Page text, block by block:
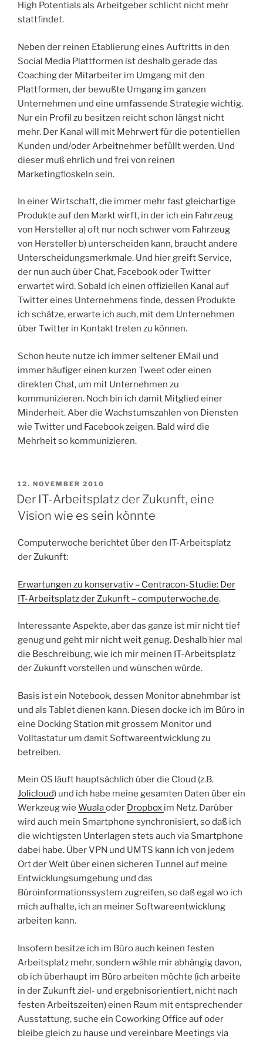
High Potentials als Arbeitgeber schlicht nicht mehr
stattfindet.
Neben der reinen Etablierung eines Auftritts in den
Social Media Plattformen ist deshalb gerade das
Coaching der Mitarbeiter im Umgang mit den
Plattformen, der bewußte Umgang im ganzen
Unternehmen und eine umfassende Strategie wichtig.
Nur ein Profil zu besitzen reicht schon längst nicht
mehr. Der Kanal will mit Mehrwert für die potentiellen
Kunden und/oder Arbeitnehmer befüllt werden. Und
dieser muß ehrlich und frei von reinen
Marketingfloskeln sein.
In einer Wirtschaft, die immer mehr fast gleichartige
Produkte auf den Markt wirft, in der ich ein Fahrzeug
von Hersteller a) oft nur noch schwer vom Fahrzeug
von Hersteller b) unterscheiden kann, braucht andere
Unterscheidungsmerkmale. Und hier greift Service,
der nun auch über Chat, Facebook oder Twitter
erwartet wird. Sobald ich einen offiziellen Kanal auf
Twitter eines Unternehmens finde, dessen Produkte
ich schätze, erwarte ich auch, mit dem Unternehmen
über Twitter in Kontakt treten zu können.
Schon heute nutze ich immer seltener EMail und
immer häufiger einen kurzen Tweet oder einen
direkten Chat, um mit Unternehmen zu
kommunizieren. Noch bin ich damit Mitglied einer
Minderheit. Aber die Wachstumszahlen von Diensten
wie Twitter und Facebook zeigen. Bald wird die
Mehrheit so kommunizieren.
VERÖFFENTLICHT
AM
12. NOVEMBER 2010
Der IT-Arbeitsplatz der Zukunft, eine
Vision wie es sein könnte
Computerwoche berichtet über den IT-Arbeitsplatz
der Zukunft:
Erwartungen zu konservativ – Centracon-Studie: Der
IT-Arbeitsplatz der Zukunft – computerwoche.de.
Interessante Aspekte, aber das ganze ist mir nicht tief
genug und geht mir nicht weit genug. Deshalb hier mal
die Beschreibung, wie ich mir meinen IT-Arbeitsplatz
der Zukunft vorstellen und wünschen würde.
Basis ist ein Notebook, dessen Monitor abnehmbar ist
und als Tablet dienen kann. Diesen docke ich im Büro in
eine Docking Station mit grossem Monitor und
Volltastatur um damit Softwareentwicklung zu
betreiben.
Mein OS läuft hauptsächlich über die Cloud (z.B.
Jolicloud) und ich habe meine gesamten Daten über ein
Werkzeug wie Wualaoder Dropbox im Netz. Darüber
wird auch mein Smartphone synchronisiert, so daß ich
die wichtigsten Unterlagen stets auch via Smartphone
dabei habe. Über VPN und UMTS kann ich von jedem
Ort der Welt über einen sicheren Tunnel auf meine
Entwicklungsumgebung und das
Büroinformationssystem zugreifen, so daß egal wo ich
mich aufhalte, ich an meiner Softwareentwicklung
arbeiten kann.
Insofern besitze ich im Büro auch keinen festen
Arbeitsplatz mehr, sondern wähle mir abhängig davon,
ob ich überhaupt im Büro arbeiten möchte (ich arbeite
in der Zukunft ziel- und ergebnisorientiert, nicht nach
festen Arbeitszeiten) einen Raum mit entsprechender
Ausstattung, suche ein Coworking Office auf oder
bleibe gleich zu hause und vereinbare Meetings via